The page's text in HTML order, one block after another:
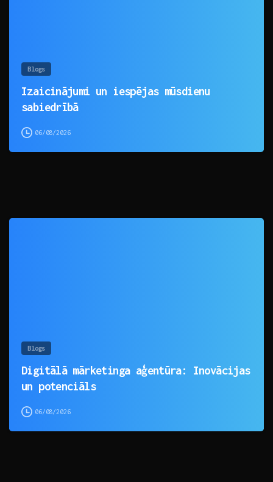
Blogs
Izaicinājumi un iespējas mūsdienu
sabiedrībā
06/08/2026
Blogs
Digitālā mārketinga aģentūra: Inovācijas
un potenciāls
06/08/2026